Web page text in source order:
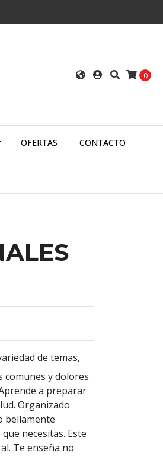
0
OFERTAS CONTACTO
de temas,
comunes y dolores
a preparar
Organizado
bellamente
necesitas. Este
Te enseña no